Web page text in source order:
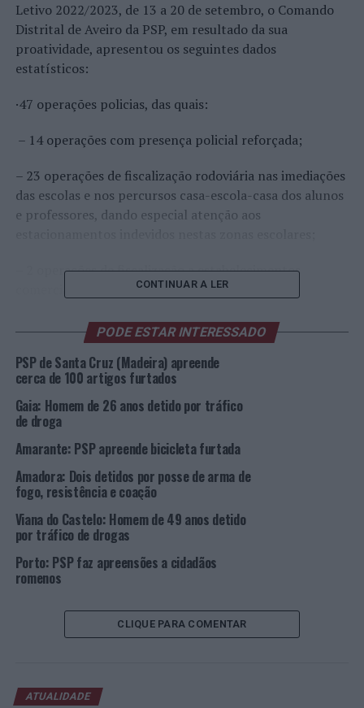
Letivo 2022/2023, de 13 a 20 de setembro, o Comando
Distrital de Aveiro da PSP, em resultado da sua
proatividade, apresentou os seguintes dados
estatísticos:
·47 operações policias, das quais:
– 14 operações com presença policial reforçada;
– 23 operações de fiscalização rodoviária nas imediações
das escolas e nos percursos casa-escola-casa dos alunos
e professores, dando especial atenção aos
– 2 operações de fiscalização a estabelecimentos
– 8 operações/fiscalizações de natureza diversa.
Assim, da atividade acima descrita resultou:
· A execução de 4 detenções;
· A apreensão de 7 viaturas e 14 documentos;
· O levantamento de 191 autos de contraordenação por
infrações rodoviárias, dos quais se destacam:
– 17 por não utilização (ou utilização incorreta) do cinto
de segurança;
– 1 por não utilização do sistema de retenção para
– 1 por condução sob o efeito do álcool;
contraordenações graves;
CONTINUAR A LER
PODE ESTAR INTERESSADO
PSP de Santa Cruz (Madeira) apreende
cerca de 100 artigos furtados
Gaia: Homem de 26 anos detido por tráfico
de droga
Amarante: PSP apreende bicicleta furtada
Amadora: Dois detidos por posse de arma de
fogo, resistência e coação
Viana do Castelo: Homem de 49 anos detido
por tráfico de drogas
Porto: PSP faz apreensões a cidadãos
romenos
CLIQUE PARA COMENTAR
ATUALIDADE